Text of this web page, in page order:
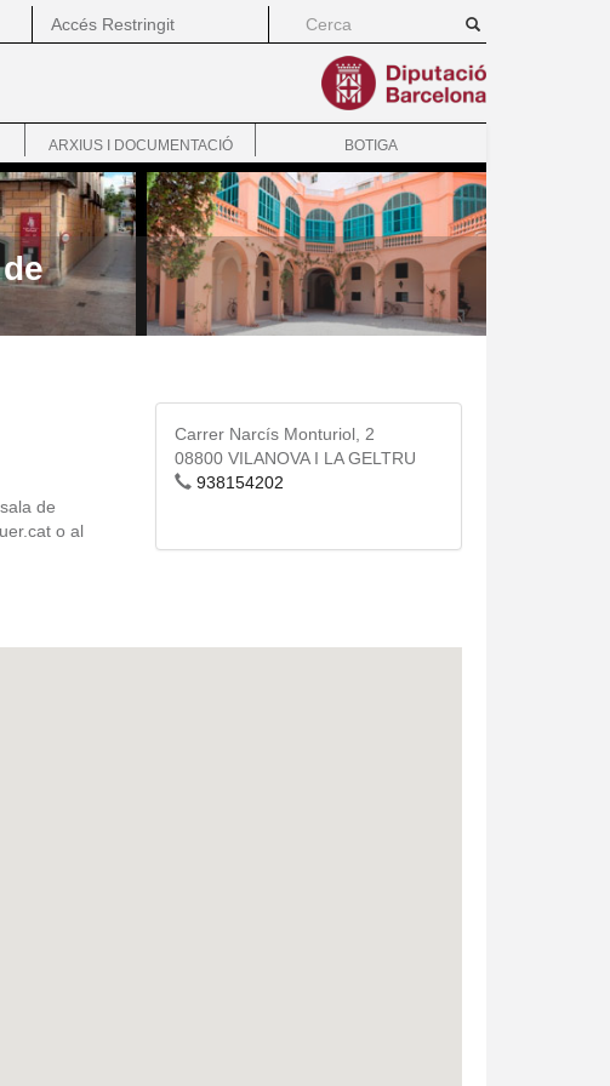
Accés Restringit
ARXIUS I DOCUMENTACIÓ BOTIGA
de
o al
Carrer Narcís Monturiol, 2
08800 VILANOVA I LA GELTRU
938154202